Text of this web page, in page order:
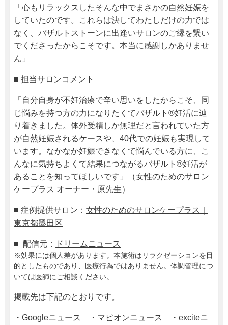
「心もリラックスしたそんな中でまさかの自然妊娠を
していたのです。これらは決してわたしだけの力では
なく、バザルトストーンに出逢いサロンのご縁を繋い
でくださったからこそです。本当に感謝しかありませ
ん」
■ 担当サロンコメント
「自分自身が不妊治療で辛い思いをしたからこそ、同
じ悩みを持つ方の力になりたくてバザルト®妊活に辿
り着きました。体外受精しか無理だと言われていた方
が自然妊娠されるケースや、40代での妊娠も実現して
います。なかなか妊娠できなくて悩んでいる方に、こ
んなに気持ちよくて結果につながるバザルト®妊活が
あることを知ってほしいです」（女性のためのサロン
ケープラス オーナー・原先生）
■ 症例提供サロン： 女性のためのサロンケープラス｜
東京都墨田区
■ 配信元： ドリームニュース
※効果には個人差があります。本施術はリラクゼーションを目
的としたものであり、医療行為ではありません。体調管理につ
いては医師にご相談ください。
掲載先は下記のとおりです。
・Googleニュース ・マピオンニュース ・exciteニ